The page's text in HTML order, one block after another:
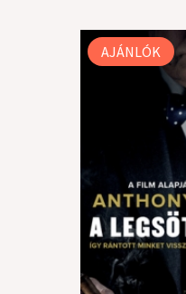
AJÁNLÓK